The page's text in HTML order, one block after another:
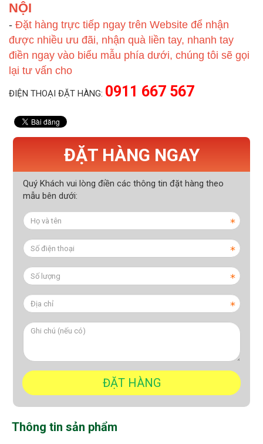
NỘI
- Đặt hàng trực tiếp ngay trên Website để nhận
được nhiều ưu đãi, nhận quà liền tay, nhanh tay
điền ngay vào biểu mẫu phía dưới, chúng tôi sẽ gọi
lại tư vấn cho
ĐIỆN THOẠI ĐẶT HÀNG: 0911 667 567
ĐẶT HÀNG NGAY
Quý Khách vui lòng điền các thông tin đặt hàng theo
mẫu bên dưới:
Thông tin sản phẩm